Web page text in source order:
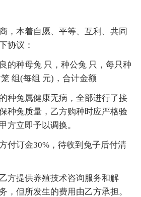
，本着自愿、平等、互利、共同
协议：
的种母兔 只，种公兔 只，每只种
组(每组 元)，合计金额
种兔属健康无病，全部进行了接
种兔质量，乙方购种时应严格验
方立即予以调换。
付订金30%，待收到兔子后付清
方提供养殖技术咨询服务和解
，但所发生的费用由乙方承担。